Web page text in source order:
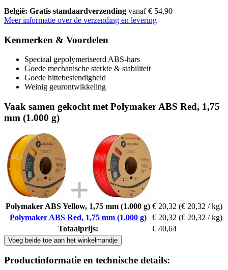
België: Gratis standaardverzending vanaf € 54,90
Meer informatie over de verzending en levering
Kenmerken & Voordelen
Speciaal gepolymeriseerd ABS-hars
Goede mechanische sterkte & stabiliteit
Goede hittebestendigheid
Weinig geurontwikkeling
Vaak samen gekocht met Polymaker ABS Red, 1,75
mm (1.000 g)
Polymaker ABS Yellow, 1,75 mm (1.000 g) € 20,32 (€ 20,32 / kg)
Polymaker ABS Red, 1,75 mm (1.000 g)
€ 20,32 (€ 20,32 / kg)
Totaalprijs:
€ 40,64
Voeg beide toe aan het winkelmandje
Productinformatie en technische details: